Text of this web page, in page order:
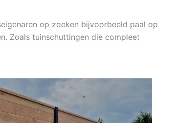
op zoeken bijvoorbeeld paal op
Zoals tuinschuttingen die compleet